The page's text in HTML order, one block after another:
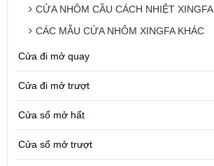
CỬA NHÔM CẦU CÁCH NHIỆT XINGFA
CÁC MẪU CỬA NHÔM XINGFA KHÁC
Cửa đi mở quay
Cửa đi mở trượt
Cửa sổ mở hất
Cửa sổ mở trượt